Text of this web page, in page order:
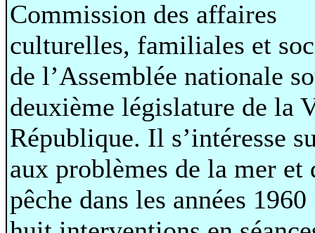
Commission des affaires
culturelles, familiales et
de l’Assemblée nationale
deuxième législature de la
République. Il s’intéresse
aux problèmes de la mer et
pêche dans les années 1960